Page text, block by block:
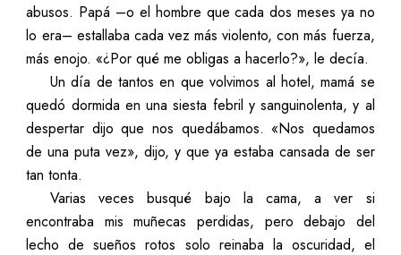
abusos. Papá –o el hombre que cada dos meses ya no
lo era– estallaba cada vez más violento, con más fuerza,
más enojo. «¿Por qué me obligas a hacerlo?», le decía.
Un día de tantos en que volvimos al hotel, mamá se
quedó dormida en una siesta febril y sanguinolenta, y al
despertar dijo que nos quedábamos. «Nos quedamos
de una puta vez», dijo, y que ya estaba cansada de ser
tan tonta.
Varias veces busqué bajo la cama, a ver si
encontraba mis muñecas perdidas, pero debajo del
lecho de sueños rotos solo reinaba la oscuridad, el